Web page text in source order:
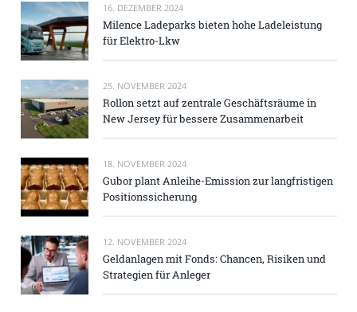
16. DEZEMBER 2024
Milence Ladeparks bieten hohe Ladeleistung
für Elektro-Lkw
25. NOVEMBER 2024
Rollon setzt auf zentrale Geschäftsräume in
New Jersey für bessere Zusammenarbeit
18. NOVEMBER 2024
Gubor plant Anleihe-Emission zur langfristigen
Positionssicherung
12. NOVEMBER 2024
Geldanlagen mit Fonds: Chancen, Risiken und
Strategien für Anleger